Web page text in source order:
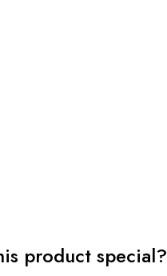
product special?